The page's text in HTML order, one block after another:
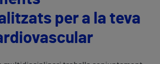
per a la teva